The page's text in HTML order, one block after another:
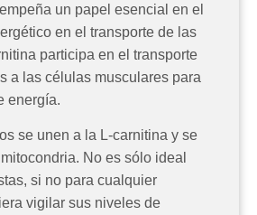
un papel esencial en el
en el transporte de las
participa en el transporte
a las células musculares para
energía.
se unen a la L-carnitina y se
No es sólo ideal
si no para cualquier
vigilar sus niveles de